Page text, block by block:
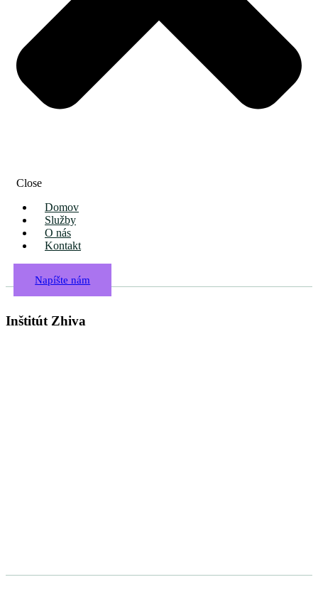
Close
Domov
Služby
O nás
Kontakt
Napíšte nám
Inštitút Zhiva